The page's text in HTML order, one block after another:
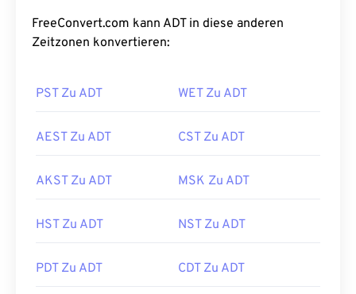
FreeConvert.com kann ADT in diese anderen
Zeitzonen konvertieren:
PST Zu ADT WET Zu ADT
AEST Zu ADT CST Zu ADT
AKST Zu ADT MSK Zu ADT
HST Zu ADT NST Zu ADT
PDT Zu ADT CDT Zu ADT